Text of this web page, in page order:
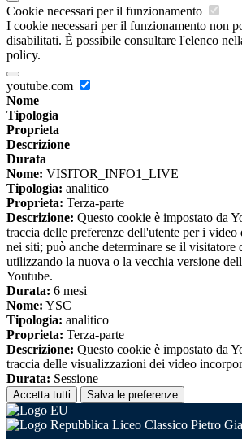
Cookie necessari per il funzionamento
I cookie necessari per il funzionamento non
disabilitati. È possibile consultare l'elenco
policy.
youtube.com
Nome
Tipologia
Proprieta
Descrizione
Durata
Nome: VISITOR_INFO1_LIVE
Tipologia: analitico
Proprieta: Terza-parte
Descrizione: Questo cookie è impostato da
traccia delle preferenze dell'utente per i
nei siti; può anche determinare se il visitatore
utilizzando la nuova o la vecchia versione
Youtube.
Durata: 6 mesi
Nome: YSC
Tipologia: analitico
Proprieta: Terza-parte
Descrizione: Questo cookie è impostato da
traccia delle visualizzazioni dei video
Durata: Sessione
Accetta tutti Salva le preferenze
Liceo Classico Pietro